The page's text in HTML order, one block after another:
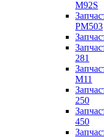
M92S
PM503
281
M11
250
450